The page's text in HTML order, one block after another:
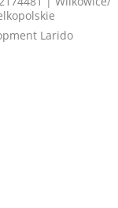
Larido